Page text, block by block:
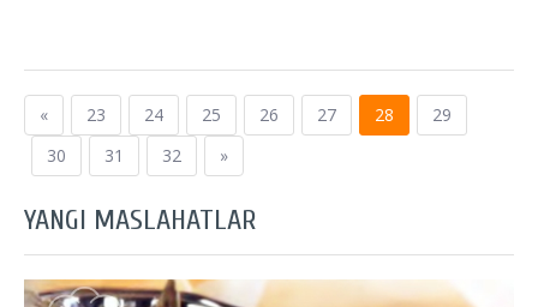
« 23 24 25 26 27 28
29
30
31 32 »
YANGI MASLAHATLAR